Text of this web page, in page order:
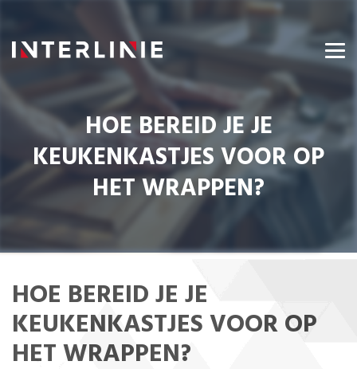
HOE BEREID JE JE
KEUKENKASTJES VOOR OP
HET WRAPPEN?
HOE BEREID JE JE
KEUKENKASTJES VOOR OP
HET WRAPPEN?